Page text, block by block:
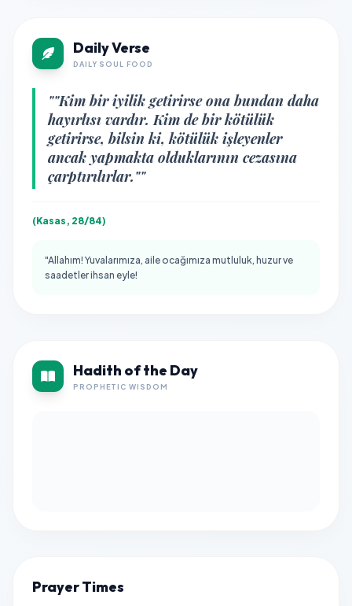
Daily Verse
DAILY SOUL FOOD
""Kim bir iyilik getirirse ona bundan daha
hayırlısı vardır. Kim de bir kötülük
getirirse, bilsin ki, kötülük işleyenler
ancak yapmakta olduklarının cezasına
çarptırılırlar.""
(Kasas, 28/84)
"Allahım! Yuvalarımıza, aile ocağımıza mutluluk, huzur ve
saadetler ihsan eyle!
Hadith of the Day
PROPHETIC WISDOM
Prayer Times